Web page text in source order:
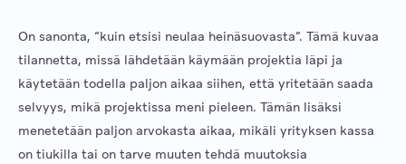
On sanonta, “kuin etsisi neulaa heinäsuovasta”. Tämä kuvaa
tilannetta, missä lähdetään käymään projektia läpi ja
käytetään todella paljon aikaa siihen, että yritetään saada
selvyys, mikä projektissa meni pieleen. Tämän lisäksi
menetetään paljon arvokasta aikaa, mikäli yrityksen kassa
on tiukilla tai on tarve muuten tehdä muutoksia